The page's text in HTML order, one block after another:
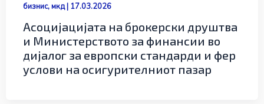
бизнис,мкд| 17.03.2026
Асоцијацијата на брокерски друштва
и Министерството за финансии во
дијалог за европски стандарди и фер
услови на осигурителниот пазар